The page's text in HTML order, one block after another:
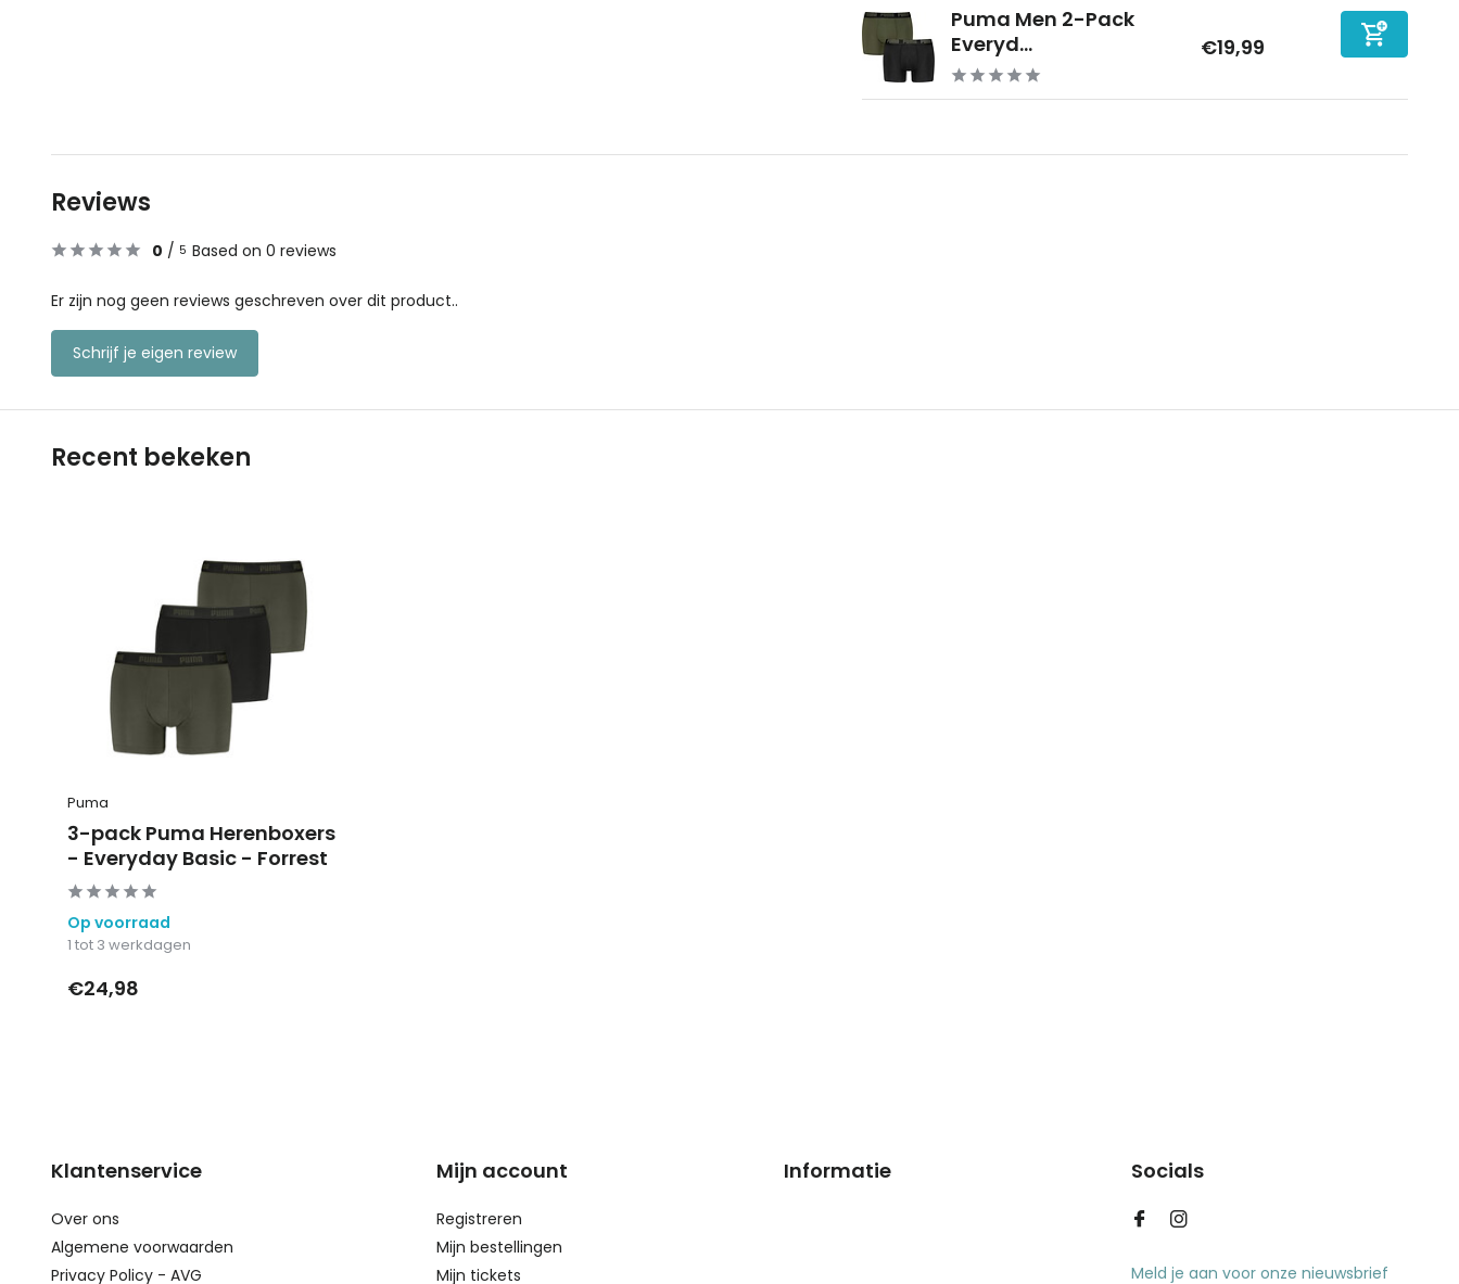
Puma Men 2-Pack
Everyd...
€19,99
Reviews
0 / 5 Based on 0 reviews
Er zijn nog geen reviews geschreven over dit product..
Schrijf je eigen review
Recent bekeken
Puma
3-pack Puma Herenboxers
- Everyday Basic - Forrest
Op voorraad
1 tot 3 werkdagen
€24,98
Klantenservice
Over ons
Algemene voorwaarden
Privacy Policy - AVG
Mijn account
Registreren
Mijn bestellingen
Mijn tickets
Informatie Socials
Meld je aan voor onze nieuwsbrief